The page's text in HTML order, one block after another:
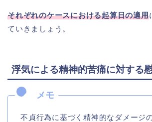
それぞれのケースにおける起算日の適用
ていきましょう。
浮気による精神的苦痛に対する
不貞行為に基づく精神的なダメージ